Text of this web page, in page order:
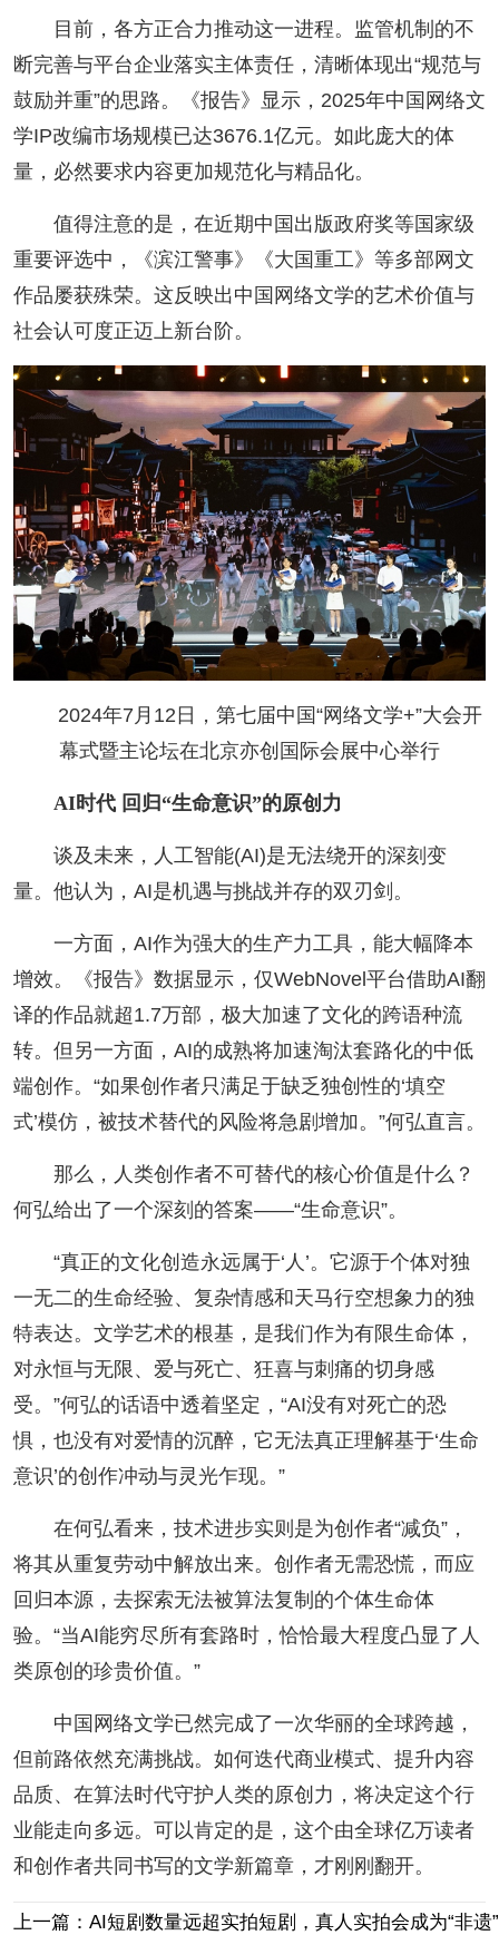
目前，各方正合力推动这一进程。监管机制的不
断完善与平台企业落实主体责任，清晰体现出“规范与
鼓励并重”的思路。《报告》显示，2025年中国网络文
学IP改编市场规模已达3676.1亿元。如此庞大的体
量，必然要求内容更加规范化与精品化。
值得注意的是，在近期中国出版政府奖等国家级
重要评选中，《滨江警事》《大国重工》等多部网文
作品屡获殊荣。这反映出中国网络文学的艺术价值与
社会认可度正迈上新台阶。
2024年7月12日，第七届中国“网络文学+”大会开
幕式暨主论坛在北京亦创国际会展中心举行
AI时代 回归“生命意识”的原创力
谈及未来，人工智能(AI)是无法绕开的深刻变
量。他认为，AI是机遇与挑战并存的双刃剑。
一方面，AI作为强大的生产力工具，能大幅降本
增效。《报告》数据显示，仅WebNovel平台借助AI翻
译的作品就超1.7万部，极大加速了文化的跨语种流
转。但另一方面，AI的成熟将加速淘汰套路化的中低
端创作。“如果创作者只满足于缺乏独创性的‘填空
式’模仿，被技术替代的风险将急剧增加。”何弘直言。
那么，人类创作者不可替代的核心价值是什么？
何弘给出了一个深刻的答案——“生命意识”。
“真正的文化创造永远属于‘人’。它源于个体对独
一无二的生命经验、复杂情感和天马行空想象力的独
特表达。文学艺术的根基，是我们作为有限生命体，
对永恒与无限、爱与死亡、狂喜与刺痛的切身感
受。”何弘的话语中透着坚定，“AI没有对死亡的恐
惧，也没有对爱情的沉醉，它无法真正理解基于‘生命
意识’的创作冲动与灵光乍现。”
在何弘看来，技术进步实则是为创作者“减负”，
将其从重复劳动中解放出来。创作者无需恐慌，而应
回归本源，去探索无法被算法复制的个体生命体
验。“当AI能穷尽所有套路时，恰恰最大程度凸显了人
类原创的珍贵价值。”
中国网络文学已然完成了一次华丽的全球跨越，
但前路依然充满挑战。如何迭代商业模式、提升内容
品质、在算法时代守护人类的原创力，将决定这个行
业能走向多远。可以肯定的是，这个由全球亿万读者
和创作者共同书写的文学新篇章，才刚刚翻开。
上一篇：AI短剧数量远超实拍短剧，真人实拍会成为“非遗